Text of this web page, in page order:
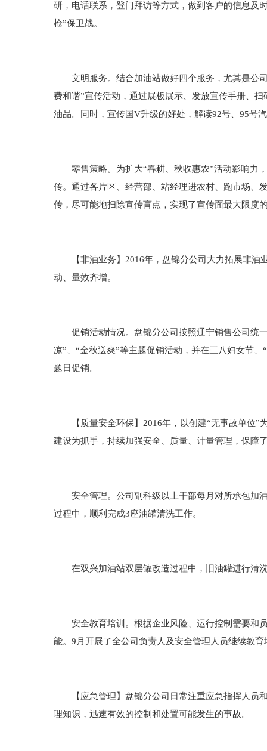
研，电话联系，登门拜访等方式，做到客户的信息及
枪”保卫战。
文明服务。结合加油站做好四个服务，尤其是公司
费和谐”宣传活动，通过展板展示、发放宣传手册、
油品。同时，宣传国V升级的好处，解读92号、95号
零售策略。为扩大“春耕、秋收惠农”活动影响力，
传。通过各片区、经营部、站经理进农村、跑市场、
传，尽可能地扫除宣传盲点，实现了宣传面最大限度
【非油业务】2016年，盘锦分公司大力拓展非油
动、量效齐增。
促销活动情况。盘锦分公司按照辽宁销售公司统一
凉”、“金秋送爽”等主题促销活动，并在三八妇女节
题日促销。
【质量安全环保】2016年，以创建“无事故单位”为
建设为抓手，持续加强安全、质量、计量管理，保障
安全管理。公司副科级以上干部每月对所承包加油
过程中，顺利完成3座油罐清洗工作。
在双兴加油站双层罐改造过程中，旧油罐进行清
安全教育培训。根据企业风险、运行控制需要和员
能。9月开展了全公司负责人及安全管理人员继续教
【应急管理】盘锦分公司日常注重应急指挥人员和
理知识，迅速有效的控制和处置可能发生的事故。